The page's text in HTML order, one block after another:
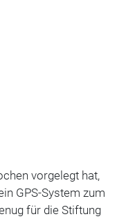
vorgelegt hat,
GPS-System zum
für die Stiftung